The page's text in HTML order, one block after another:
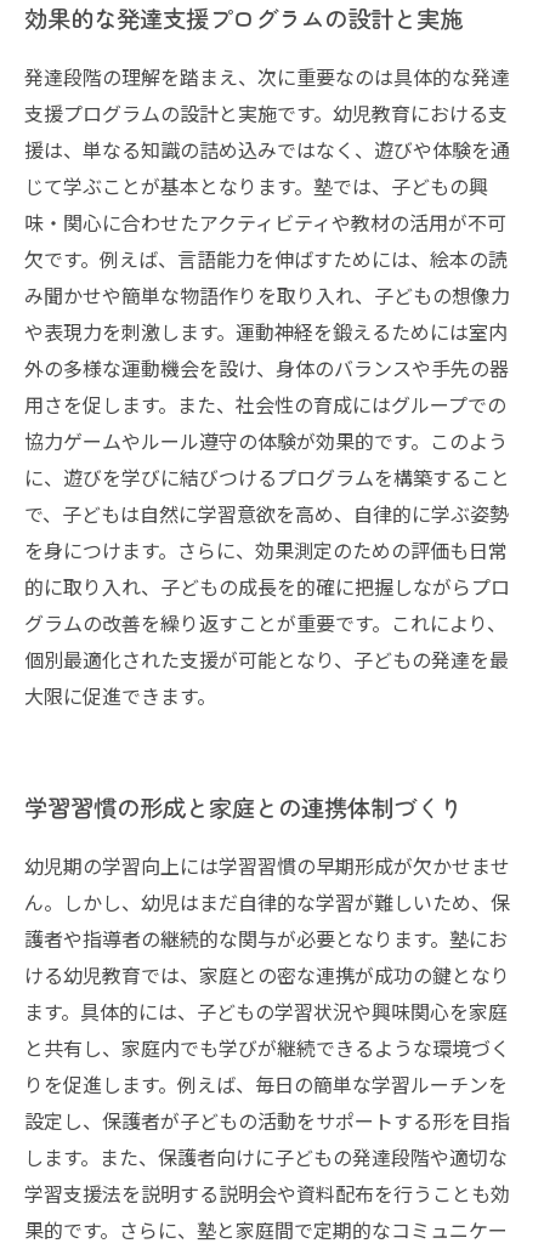
効果的な発達支援プログラムの設計と実施
発達段階の理解を踏まえ、次に重要なのは具体的な発達
支援プログラムの設計と実施です。幼児教育における支
援は、単なる知識の詰め込みではなく、遊びや体験を通
じて学ぶことが基本となります。塾では、子どもの興
味・関心に合わせたアクティビティや教材の活用が不可
欠です。例えば、言語能力を伸ばすためには、絵本の読
み聞かせや簡単な物語作りを取り入れ、子どもの想像力
や表現力を刺激します。運動神経を鍛えるためには室内
外の多様な運動機会を設け、身体のバランスや手先の器
用さを促します。また、社会性の育成にはグループでの
協力ゲームやルール遵守の体験が効果的です。このよう
に、遊びを学びに結びつけるプログラムを構築すること
で、子どもは自然に学習意欲を高め、自律的に学ぶ姿勢
を身につけます。さらに、効果測定のための評価も日常
的に取り入れ、子どもの成長を的確に把握しながらプロ
グラムの改善を繰り返すことが重要です。これにより、
個別最適化された支援が可能となり、子どもの発達を最
大限に促進できます。
学習習慣の形成と家庭との連携体制づくり
幼児期の学習向上には学習習慣の早期形成が欠かせませ
ん。しかし、幼児はまだ自律的な学習が難しいため、保
護者や指導者の継続的な関与が必要となります。塾にお
ける幼児教育では、家庭との密な連携が成功の鍵となり
ます。具体的には、子どもの学習状況や興味関心を家庭
と共有し、家庭内でも学びが継続できるような環境づく
りを促進します。例えば、毎日の簡単な学習ルーチンを
設定し、保護者が子どもの活動をサポートする形を目指
します。また、保護者向けに子どもの発達段階や適切な
学習支援法を説明する説明会や資料配布を行うことも効
果的です。さらに、塾と家庭間で定期的なコミュニケー